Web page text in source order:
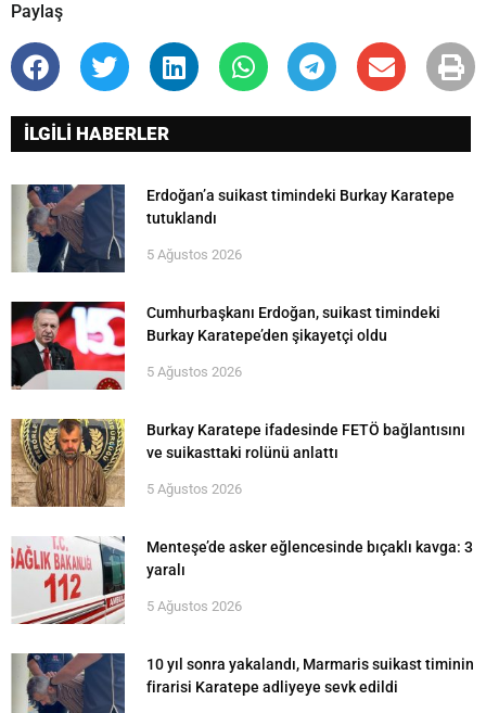
Paylaş
İLGİLİ HABERLER
Erdoğan’a suikast timindeki Burkay Karatepe
tutuklandı
5 Ağustos 2026
Cumhurbaşkanı Erdoğan, suikast timindeki
Burkay Karatepe’den şikayetçi oldu
5 Ağustos 2026
Burkay Karatepe ifadesinde FETÖ bağlantısını
ve suikasttaki rolünü anlattı
5 Ağustos 2026
Menteşe’de asker eğlencesinde bıçaklı kavga: 3
yaralı
5 Ağustos 2026
10 yıl sonra yakalandı, Marmaris suikast timinin
firarisi Karatepe adliyeye sevk edildi